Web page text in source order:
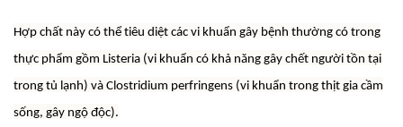
Hợp chất này có thể tiêu diệt các vi khuẩn gây bệnh thường có trong
thực phẩm gồm Listeria (vi khuẩn có khả năng gây chết người tồn tại
trong tủ lạnh) và Clostridium perfringens (vi khuẩn trong thịt gia cầm
sống, gây ngộ độc).